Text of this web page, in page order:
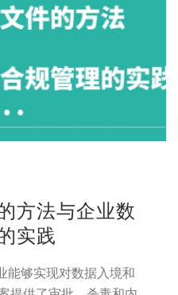
方法与企业数
实践
能够实现对数据入境和